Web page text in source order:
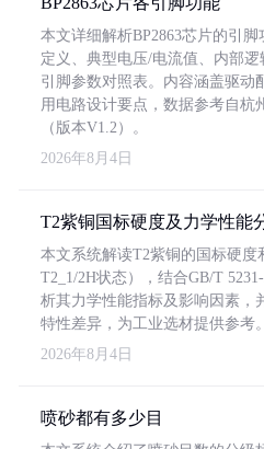
本文详细解析BP2863芯片的引
定义、典型电压/电流值、内部
引脚参数对照表。内容涵盖驱动
用电路设计要点，数据参考自杭
（版本V1.2）。
2026年8月4日
T2紫铜国标硬度及力学性能
本文系统解读T2紫铜的国标硬度
T2_1/2H状态），结合GB/T
析其力学性能指标及影响因素，
特性差异，为工业选材提供参考。
2026年8月4日
喷砂都有多少目